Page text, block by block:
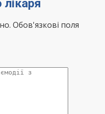
Обов'язкові поля